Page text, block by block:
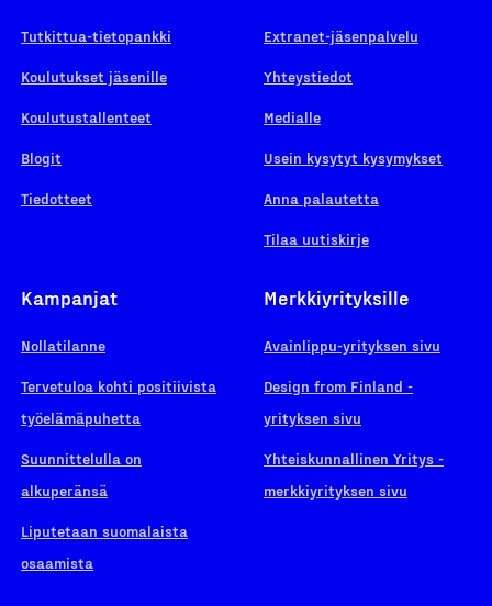
Tutkittua-tietopankki
Koulutukset jäsenille
Koulutustallenteet
Blogit
Tiedotteet
Extranet-jäsenpalvelu
Yhteystiedot
Medialle
Usein kysytyt kysymykset
Anna palautetta
Tilaa uutiskirje
Kampanjat
Nollatilanne
Tervetuloa kohti positiivista
työelämäpuhetta
Suunnittelulla on
alkuperänsä
Liputetaan suomalaista
osaamista
Merkkiyrityksille
Avainlippu-yrityksen sivu
Design from Finland -
yrityksen sivu
Yhteiskunnallinen Yritys -
merkkiyrityksen sivu